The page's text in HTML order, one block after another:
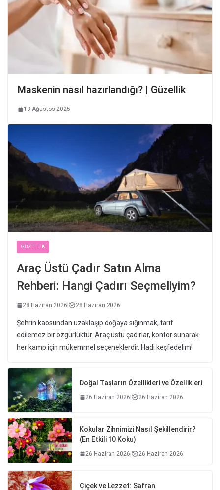
Maskenin nasıl hazırlandığı? | Güzellik
13 Ağustos 2025
GÜZELLIK
Araç Üstü Çadır Satın Alma
Rehberi: Hangi Çadırı Seçmeliyim?
28 Haziran 2026| 28 Haziran 2026
Şehrin kaosundan uzaklaşıp doğaya sığınmak, tarif
edilemez bir özgürlüktür. Araç üstü çadırlar, konfor sunarak
her kamp için mükemmel seçeneklerdir. Hadi keşfedelim!
Doğal Taşların Özellikleri ve Özellikleri
26 Haziran 2026| 26 Haziran 2026
Kokular Zihnimizi Nasıl Şekillendirir?
(En Etkili 10 Koku)
26 Haziran 2026| 26 Haziran 2026
Çiçek ve Lezzet: Safran